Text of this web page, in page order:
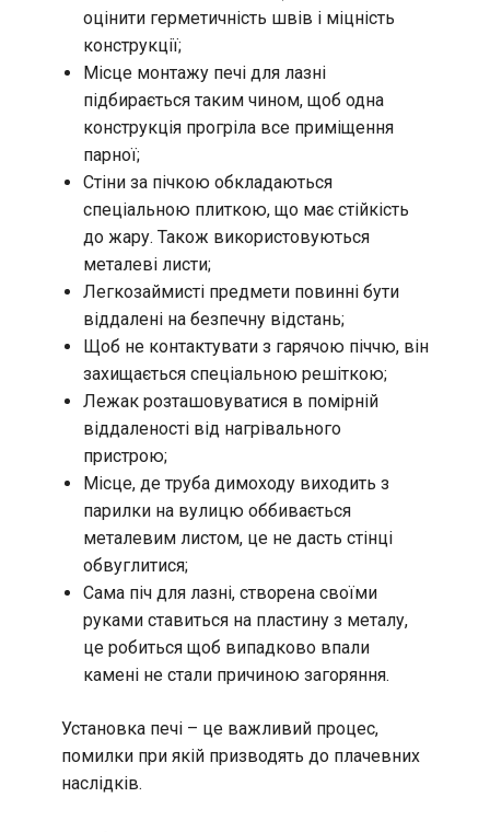
оцінити герметичність швів і міцність
конструкції;
Місце монтажу печі для лазні
підбирається таким чином, щоб одна
конструкція прогріла все приміщення
парної;
Стіни за пічкою обкладаються
спеціальною плиткою, що має стійкість
до жару. Також використовуються
металеві листи;
Легкозаймисті предмети повинні бути
віддалені на безпечну відстань;
Щоб не контактувати з гарячою піччю, він
захищається спеціальною решіткою;
Лежак розташовуватися в помірній
віддаленості від нагрівального
пристрою;
Місце, де труба димоходу виходить з
парилки на вулицю оббивається
металевим листом, це не дасть стінці
обвуглитися;
Сама піч для лазні, створена своїми
руками ставиться на пластину з металу,
це робиться щоб випадково впали
камені не стали причиною загоряння.
Установка печі – це важливий процес,
помилки при якій призводять до плачевних
наслідків.